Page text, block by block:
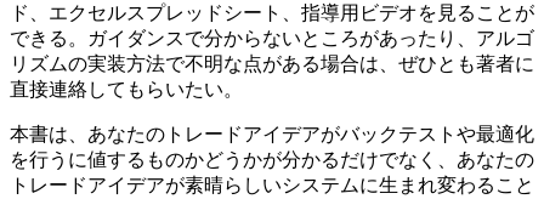
ド、エクセルスプレッドシート、指導用ビデオを見ることが
できる。ガイダンスで分からないところがあったり、アルゴ
リズムの実装方法で不明な点がある場合は、ぜひとも著者に
直接連絡してもらいたい。
本書は、あなたのトレードアイデアがバックテストや最適化
を行うに値するものかどうかが分かるだけでなく、あなたの
トレードアイデアが素晴らしいシステムに生まれ変わること